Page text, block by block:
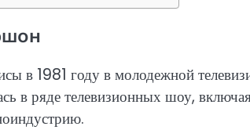
в 1981 году в молодежной
в ряде телевизионных шоу,